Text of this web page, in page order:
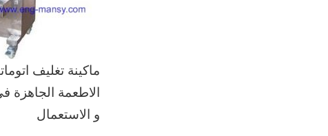
ماكينة تغليف
الاطعمة الجاهزة
و الاستعمال